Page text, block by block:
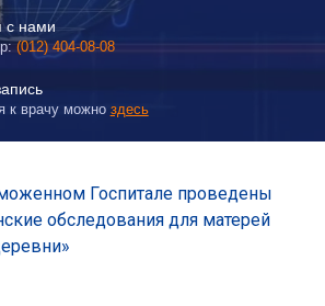
с нами
(012) 404-08-08
к врачу можно здесь
Госпитале проведены
обследования для матерей